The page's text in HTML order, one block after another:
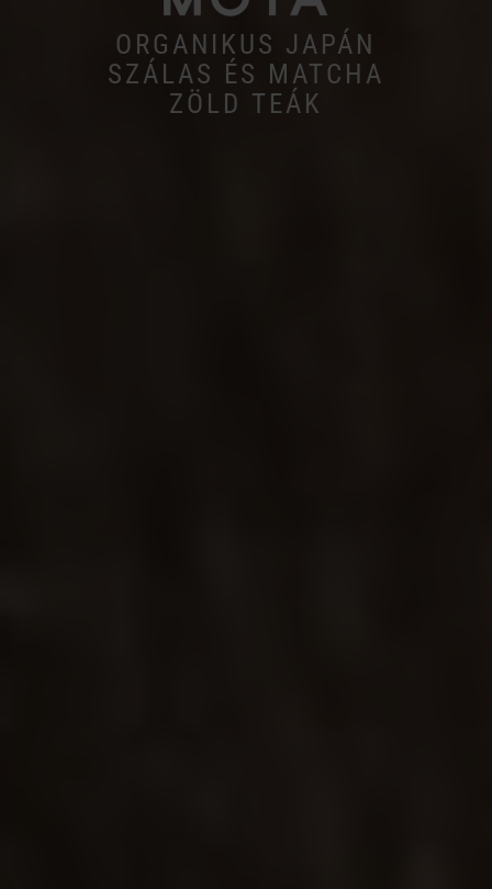
ORGANIKUS JAPÁN
SZÁLAS ÉS MATCHA
ZÖLD TEÁK